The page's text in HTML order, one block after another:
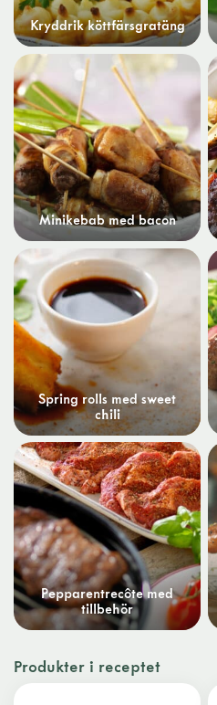
Kryddrik köttfärsgratäng
Minikebab med bacon
Spring rolls med sweet
chili
Pepparentrecôte med
tillbehör
Produkter i receptet